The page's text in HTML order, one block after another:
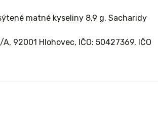
matné kyseliny 8,9 g, Sacharidy
92001 Hlohovec, IČO: 50427369, IČO